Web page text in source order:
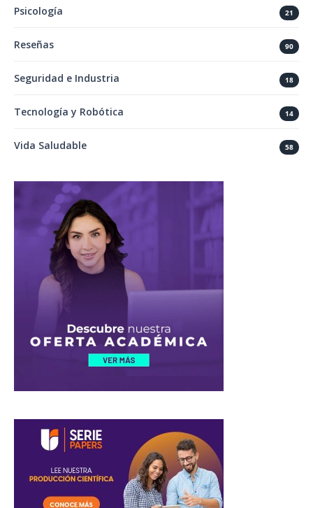
Psicología 21
Reseñas 90
Seguridad e Industria 18
Tecnología y Robótica 14
Vida Saludable 58